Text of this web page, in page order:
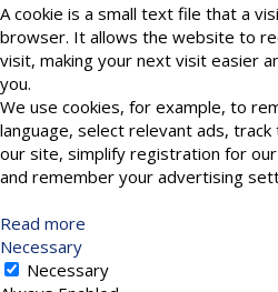
A cookie is a small text file that a
browser. It allows the website to
visit, making your next visit easier
you.
We use cookies, for example, to
language, select relevant ads,
our site, simplify registration for
and remember your advertising
Read more
Necessary
Necessary